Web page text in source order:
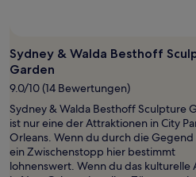
Sydney & Walda Besthoff
Garden
9.0/10 (14 Bewertungen)
Sydney & Walda Besthoff Sculpture
ist nur eine der Attraktionen in City
Orleans. Wenn du durch die Gegend
ein Zwischenstopp hier bestimmt
lohnenswert. Wenn du das kulturelle